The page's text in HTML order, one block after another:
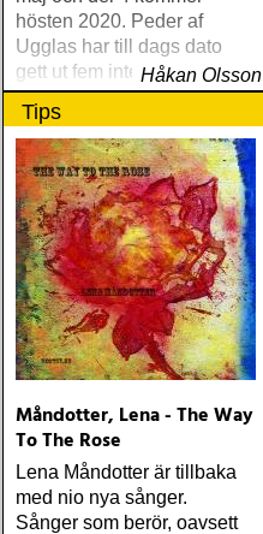
hösten 2020. Peder af
Ugglas har till dags dato
gett ut fem internationellt
hyllade soloalbum
Håkan Olsson
Tips
Måndotter, Lena - The Way
To The Rose
Lena Måndotter är tillbaka
med nio nya sånger.
Sånger som berör, oavsett